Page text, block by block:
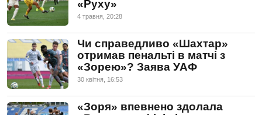
«Руху»
4 травня, 20:28
Чи справедливо «Шахтар»
отримав пенальті в матчі з
«Зорею»? Заява УАФ
30 квiтня, 16:53
«Зоря» впевнено здолала